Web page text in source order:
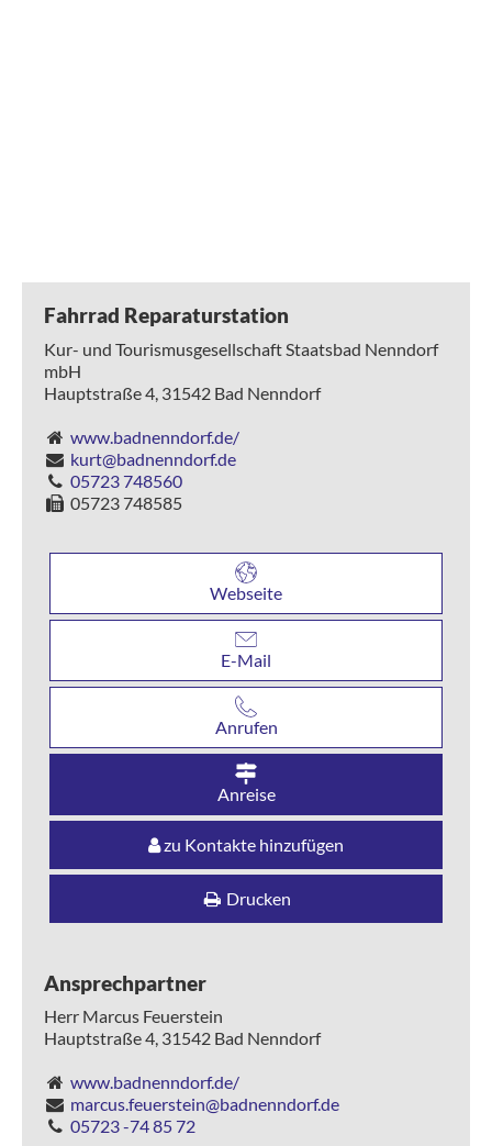
Fahrrad Reparaturstation
Kur- und Tourismusgesellschaft Staatsbad Nenndorf
mbH
Hauptstraße 4, 31542 Bad Nenndorf
www.badnenndorf.de/
kurt@badnenndorf.de
05723 748560
05723 748585
Webseite
E-Mail
Anrufen
Anreise
zu Kontakte hinzufügen
Drucken
Ansprechpartner
Herr Marcus Feuerstein
Hauptstraße 4, 31542 Bad Nenndorf
www.badnenndorf.de/
marcus.feuerstein@badnenndorf.de
05723 -74 85 72